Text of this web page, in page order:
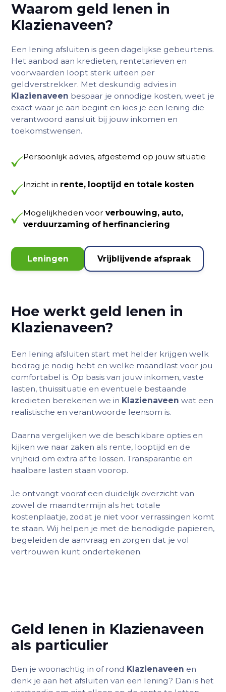
Waarom geld lenen in
Klazienaveen?
Een lening afsluiten is geen dagelijkse gebeurtenis.
Het aanbod aan kredieten, rentetarieven en
voorwaarden loopt sterk uiteen per
geldverstrekker. Met deskundig advies in
Klazienaveen bespaar je onnodige kosten, weet je
exact waar je aan begint en kies je een lening die
verantwoord aansluit bij jouw inkomen en
toekomstwensen.
Persoonlijk advies, afgestemd op jouw situatie
Inzicht in rente, looptijd en totale kosten
Mogelijkheden voor verbouwing, auto,
verduurzaming of herfinanciering
Leningen Vrijblijvende afspraak
Hoe werkt geld lenen in
Klazienaveen?
Een lening afsluiten start met helder krijgen welk
bedrag je nodig hebt en welke maandlast voor jou
comfortabel is. Op basis van jouw inkomen, vaste
lasten, thuissituatie en eventuele bestaande
kredieten berekenen we in Klazienaveen wat een
realistische en verantwoorde leensom is.
Daarna vergelijken we de beschikbare opties en
kijken we naar zaken als rente, looptijd en de
vrijheid om extra af te lossen. Transparantie en
haalbare lasten staan voorop.
Je ontvangt vooraf een duidelijk overzicht van
zowel de maandtermijn als het totale
kostenplaatje, zodat je niet voor verrassingen komt
te staan. Wij helpen je met de benodigde papieren,
begeleiden de aanvraag en zorgen dat je vol
vertrouwen kunt ondertekenen.
Geld lenen in Klazienaveen
als particulier
Ben je woonachtig in of rond Klazienaveen en
denk je aan het afsluiten van een lening? Dan is het